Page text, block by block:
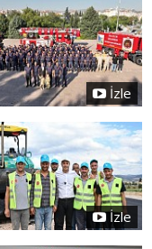
İzle
İzle